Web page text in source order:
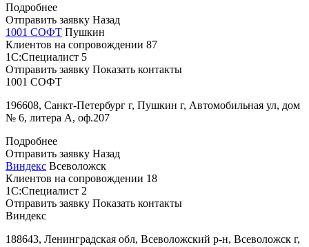
Подробнее
Отправить заявку Назад
1001 СОФТ Пушкин
Клиентов на сопровождении 87
1С:Специалист 5
Отправить заявку Показать контакты
1001 СОФТ
196608, Санкт-Петербург г, Пушкин г, Автомобильная ул, дом
№ 6, литера А, оф.207
Подробнее
Отправить заявку Назад
Виндекс Всеволожск
Клиентов на сопровождении 18
1С:Специалист 2
Отправить заявку Показать контакты
Виндекс
188643, Ленинградская обл, Всеволожский р-н, Всеволожск г,